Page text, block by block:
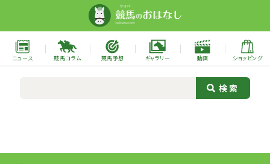
ニュース 競馬コラム 競馬予想 ギャラリー 動画 ショッピング